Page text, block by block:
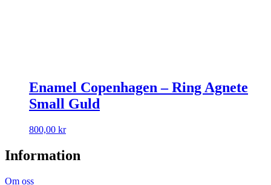
Enamel Copenhagen – Ring Agnete
Small Guld
800,00 kr
Information
Om oss